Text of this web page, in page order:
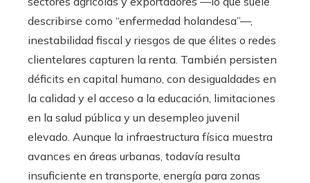
describirse como “enfermedad holandesa”—,
inestabilidad fiscal y riesgos de que élites o redes
clientelares capturen la renta. También persisten
déficits en capital humano, con desigualdades en
la calidad y el acceso a la educación, limitaciones
en la salud pública y un desempleo juvenil
elevado. Aunque la infraestructura física muestra
avances en áreas urbanas, todavía resulta
insuficiente en transporte, energía para zonas